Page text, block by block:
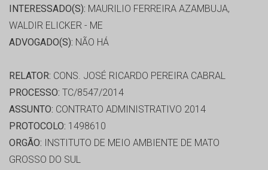
INTERESSADO(S): MAURILIO FERREIRA AZAMBUJA,
WALDIR ELICKER - ME
ADVOGADO(S): NÃO HÁ
RELATOR: CONS. JOSÉ RICARDO PEREIRA CABRAL
PROCESSO: TC/8547/2014
ASSUNTO: CONTRATO ADMINISTRATIVO 2014
PROTOCOLO: 1498610
ORGÃO: INSTITUTO DE MEIO AMBIENTE DE MATO
GROSSO DO SUL